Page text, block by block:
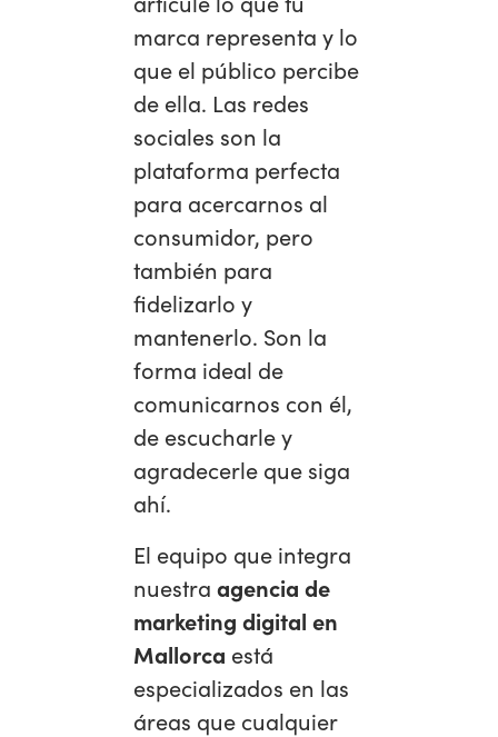
marca representa y lo
que el público percibe
de ella. Las redes
sociales son la
plataforma perfecta
para acercarnos al
consumidor, pero
también para
fidelizarlo y
mantenerlo. Son la
forma ideal de
comunicarnos con él,
de escucharle y
agradecerle que siga
ahí.
El equipo que integra
nuestra agencia de
marketing digital en
Mallorca está
especializados en las
áreas que cualquier